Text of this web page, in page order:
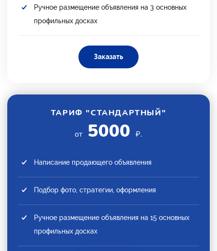
Ручное размещение объявления на 3 основных
профильных досках
Заказать
ТАРИФ "СТАНДАРТНЫЙ"
от 5000 ₽.
Написание продающего объявления
Подбор фото, стратегии, оформления
Ручное размещение объявления на 15 основных
профильных досках